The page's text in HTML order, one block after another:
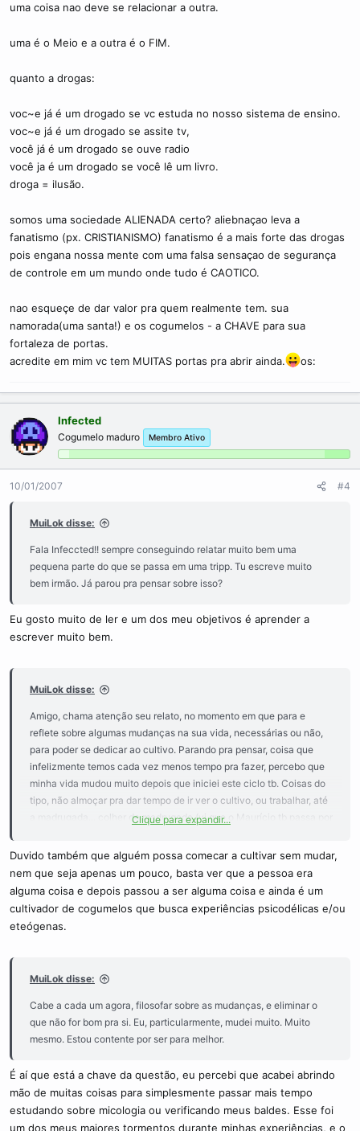
uma coisa nao deve se relacionar a outra.
uma é o Meio e a outra é o FIM.
quanto a drogas:
voc~e já é um drogado se vc estuda no nosso sistema de ensino.
voc~e já é um drogado se assite tv,
você já é um drogado se ouve radio
você ja é um drogado se você lê um livro.
droga = ilusão.
somos uma sociedade ALIENADA certo? aliebnaçao leva a
fanatismo (px. CRISTIANISMO) fanatismo é a mais forte das drogas
pois engana nossa mente com uma falsa sensaçao de segurança
de controle em um mundo onde tudo é CAOTICO.
nao esqueçe de dar valor pra quem realmente tem. sua
namorada(uma santa!) e os cogumelos - a CHAVE para sua
fortaleza de portas.
acredite em mim vc tem MUITAS portas pra abrir ainda.
os:
Infected
Cogumelo maduro Membro Ativo
10/01/2007 #4
MuiLok disse:
Fala Infeccted!! sempre conseguindo relatar muito bem uma
pequena parte do que se passa em uma tripp. Tu escreve muito
bem irmão. Já parou pra pensar sobre isso?
Eu gosto muito de ler e um dos meu objetivos é aprender a
escrever muito bem.
MuiLok disse:
Amigo, chama atenção seu relato, no momento em que para e
reflete sobre algumas mudanças na sua vida, necessárias ou não,
para poder se dedicar ao cultivo. Parando pra pensar, coisa que
infelizmente temos cada vez menos tempo pra fazer, percebo que
minha vida mudou muito depois que iniciei este ciclo tb. Coisas do
tipo, não almoçar pra dar tempo de ir ver o cultivo, ou trabalhar, até
a madrugada... colher de madrugada (vi que o Maurício tb passa por
necessário em um supermercado, e agora, fica olhando a seção
utensílios, procurando "aquele pote", onde está o "arroz integral",
que antes, nunca estava no rancho do mês... Quem não mudou,
atire a primeira pedra !!!!
Clique para expandir...
Duvido também que alguém possa comecar a cultivar sem mudar,
nem que seja apenas um pouco, basta ver que a pessoa era
alguma coisa e depois passou a ser alguma coisa e ainda é um
cultivador de cogumelos que busca experiências psicodélicas e/ou
eteógenas.
MuiLok disse:
Cabe a cada um agora, filosofar sobre as mudanças, e eliminar o
que não for bom pra si. Eu, particularmente, mudei muito. Muito
mesmo. Estou contente por ser para melhor.
É aí que está a chave da questão, eu percebi que acabei abrindo
mão de muitas coisas para simplesmente passar mais tempo
estudando sobre micologia ou verificando meus baldes. Esse foi
um dos meus maiores tormentos durante minhas experiências, e o